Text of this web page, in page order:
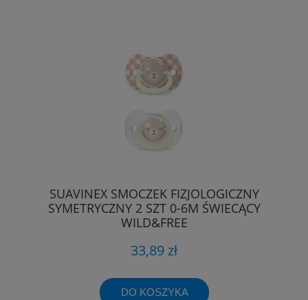
SUAVINEX SMOCZEK FIZJOLOGICZNY
SYMETRYCZNY 2 SZT 0-6M ŚWIECĄCY
WILD&FREE
33,89 zł
DO KOSZYKA